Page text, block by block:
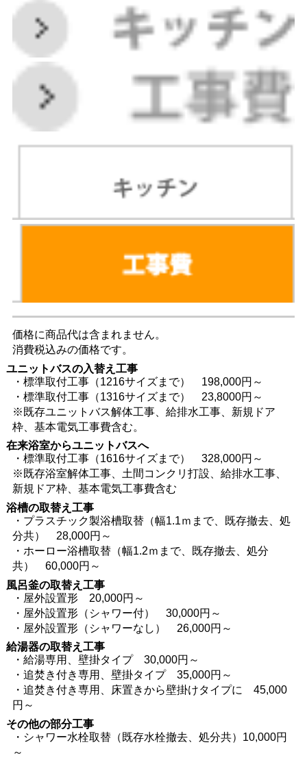
価格に商品代は含まれません。
消費税込みの価格です。
ユニットバスの入替え工事
・標準取付工事（1216サイズまで） 198,000円～
・標準取付工事（1316サイズまで） 23,8000円～
※既存ユニットバス解体工事、給排水工事、新規ドア
枠、基本電気工事費含む。
在来浴室からユニットバスへ
・標準取付工事（1616サイズまで） 328,000円～
※既存浴室解体工事、土間コンクリ打設、給排水工事、
新規ドア枠、基本電気工事費含む
浴槽の取替え工事
・プラスチック製浴槽取替（幅1.1ｍまで、既存撤去、処
分共） 28,000円～
・ホーロー浴槽取替（幅1.2ｍまで、既存撤去、処分
共） 60,000円～
風呂釜の取替え工事
・屋外設置形 20,000円～
・屋外設置形（シャワー付） 30,000円～
・屋外設置形（シャワーなし） 26,000円～
給湯器の取替え工事
・給湯専用、壁掛タイプ 30,000円～
・追焚き付き専用、壁掛タイプ 35,000円～
・追焚き付き専用、床置きから壁掛けタイプに 45,000
円～
その他の部分工事
・シャワー水栓取替（既存水栓撤去、処分共）10,000円
～